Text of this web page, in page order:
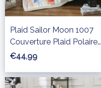
Plaid Sailor Moon 1007
Couverture Plaid Polaire
Plaid Canapé
€44,99